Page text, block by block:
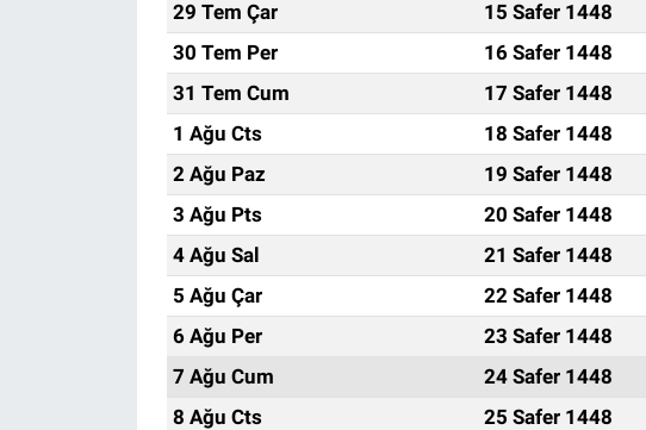
29 Tem Çar
15 Safer 1448
30 Tem Per
16 Safer 1448
31 Tem Cum
17 Safer 1448
1 Ağu Cts
18 Safer 1448
2 Ağu Paz
19 Safer 1448
3 Ağu Pts
20 Safer 1448
4 Ağu Sal
21 Safer 1448
5 Ağu Çar
22 Safer 1448
6 Ağu Per
23 Safer 1448
7 Ağu Cum
24 Safer 1448
8 Ağu Cts
25 Safer 1448